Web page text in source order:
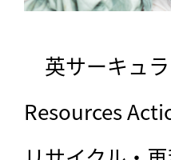
英サーキュ
Resources